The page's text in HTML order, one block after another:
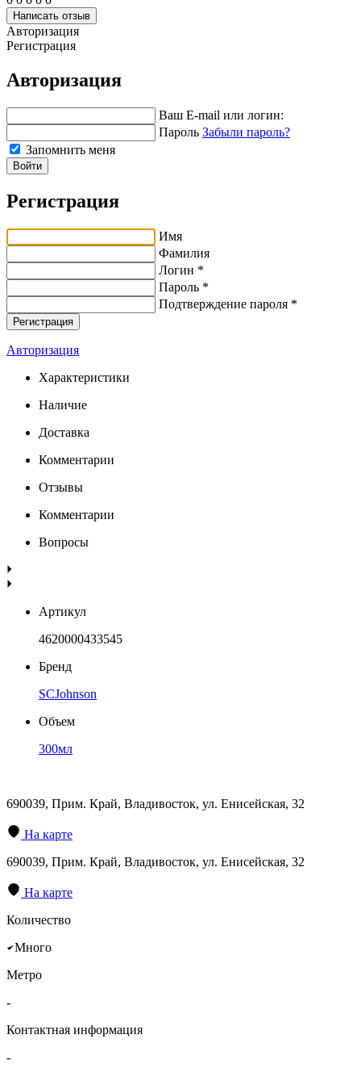
Написать отзыв
Авторизация
Регистрация
Авторизация
Ваш E-mail или логин:
Пароль Забыли пароль?
Запомнить меня
Войти
Регистрация
Имя
Фамилия
Логин *
Пароль *
Подтверждение пароля *
Авторизация
Характеристики
Наличие
Доставка
Комментарии
Отзывы
Комментарии
Вопросы
Артикул
4620000433545
Бренд
SCJohnson
Объем
300мл
690039, Прим. Край, Владивосток, ул. Енисейская, 32
На карте
690039, Прим. Край, Владивосток, ул. Енисейская, 32
На карте
Количество
Много
Метро
-
Контактная информация
-